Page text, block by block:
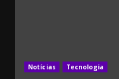
Notícias Tecnologia